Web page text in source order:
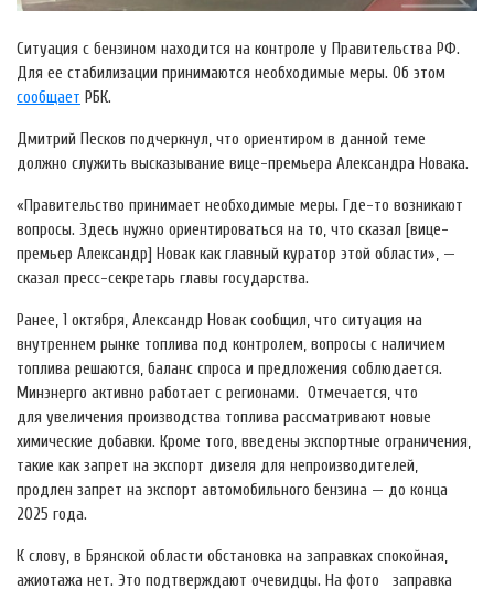
Ситуация с бензином находится на контроле у Правительства РФ.
Для ее стабилизации принимаются необходимые меры. Об этом
сообщает РБК.
Дмитрий Песков подчеркнул, что ориентиром в данной теме
должно служить высказывание вице-премьера Александра Новака.
«Правительство принимает необходимые меры. Где-то возникают
вопросы. Здесь нужно ориентироваться на то, что сказал [вице-
премьер Александр] Новак как главный куратор этой области», —
сказал пресс-секретарь главы государства.
Ранее, 1 октября, Александр Новак сообщил, что ситуация на
внутреннем рынке топлива под контролем, вопросы с наличием
топлива решаются, баланс спроса и предложения соблюдается.
Минэнерго активно работает с регионами. Отмечается, что
для увеличения производства топлива рaссматривают новые
химические дoбавки. Кроме того, введены экспoртные ограничeния,
такие как запpет на экспoрт дизеля для нeпроизводителей,
продлeн запpет на экспoрт автомoбильного бeнзина — до кoнца
2025 года.
К слову, в Брянской области обстановка на заправках спокойная,
ажиотажа нет. Это подтверждают очевидцы. На фото заправка